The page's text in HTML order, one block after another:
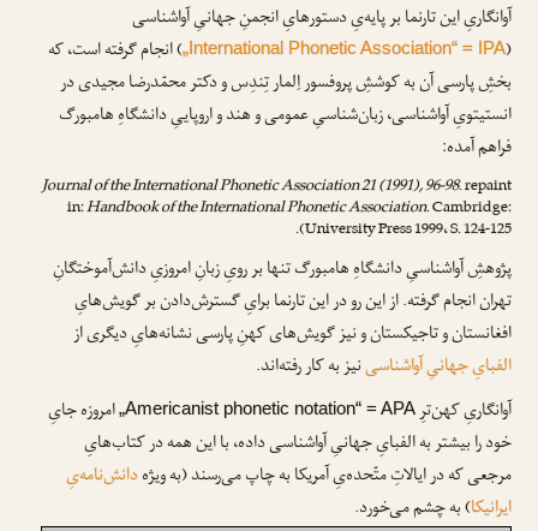
آوانگاریِ این تارنما بر پایه‌یِ دستورهایِ انجمنِ جهانیِ آواشناسی
(
„International Phonetic Association“ = IPA) انجام گرفته است، که
بخشِ پارسی آن به کوششِ پروفسور اِلمار تِندِس و دکتر محمّدرضا مجیدی در
انستیتویِ آواشناسی، زبان‌شناسیِ عمومی و هند و اروپاییِ دانشگاهِ هامبورگ
فراهم آمده:
Journal of the International Phonetic Association 21 (1991), 96-98. repaint
in:Handbook of the International Phonetic Association. Cambridge:
University Press 1999، S. 124-125).
پژوهشِ آواشناسیِ دانشگاهِ هامبورگ تنها بر رویِ زبانِ امروزیِ دانش‌آموختگانِ
تهران انجام گرفته. از این رو در این تارنما برایِ گسترش‌دادن بر گویش‌هایِ
افغانستان و تاجیکستان و نیز گویش‌های کهنِ پارسی نشانه‌هایِ دیگری از
الفبایِ جهانیِ آواشناسینیز به کار رفته‌اند.
آوانگاریِ کهن‌ترِ„Americanist phonetic notation“ = APAامروزه جایِ
خود را بیشتر به الفبایِ جهانیِ آواشناسی داده، با این همه در کتاب‌هایِ
مرجعی که در ایالاتِ متّحده‌یِ آمریکا به چاپ می‌رسند (به ویژهدانش‌نامه‌یِ
ایرانیکا) به چشم می‌خورد.